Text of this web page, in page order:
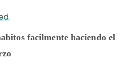
facilmente haciendo el